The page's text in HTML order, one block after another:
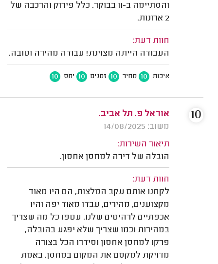
והסתיימה ב-11 בבוקר. כלל פירוק והרכבה של
2 ארונות.
חוות דעת:
העבודה הייתה מצוינת! עבודה מהירה וטובה.
איכות 10 מחיר 10 זמנים 10 יחס 10
אוראל פ. תל אביב.
משוב: 14/08/2025
תיאור השירות:
הובלה של דירה למחסן אחסון.
חוות דעת:
לקחנו אותם עקב המלצות, הם היו מאוד
מקצוענים, מהירים, עבדו מאוד יפה והיו
אכפתיים לרהיטים שלנו. עטפו כל מה שצריך
במהירות וכמו שצריך שלא יפגע בהובלה,
פרקו למחסן אחסון וסידרו הכל בצורה
מדויקת למקסם את המקום במחסן. באמת
10